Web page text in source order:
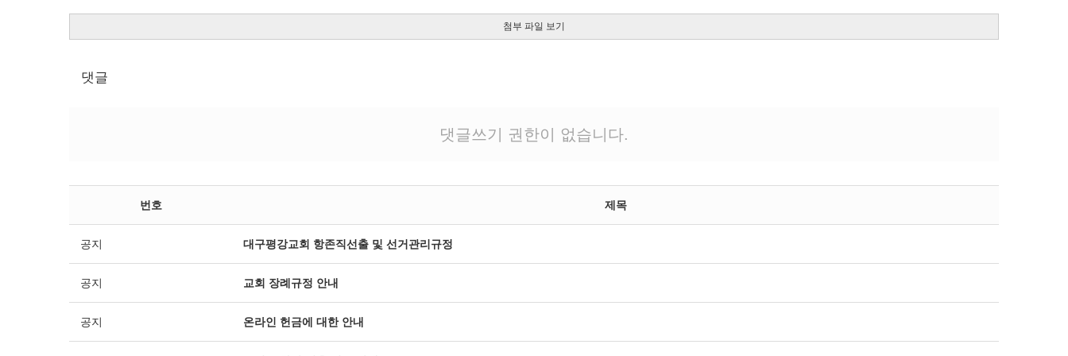
첨부 파일 보기
댓글
댓글쓰기 권한이 없습니다.
번호 제목
공지 대구평강교회 항존직선출 및 선거관리규정
공지 교회 장례규정 안내
공지 온라인 헌금에 대한 안내